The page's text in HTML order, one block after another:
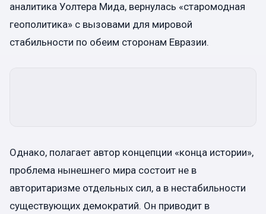
аналитика Уолтера Мида, вернулась «старомодная
геополитика» с вызовами для мировой
стабильности по обеим сторонам Евразии.
Однако, полагает автор концепции «конца истории»,
проблема нынешнего мира состоит не в
авторитаризме отдельных сил, а в нестабильности
существующих демократий. Он приводит в